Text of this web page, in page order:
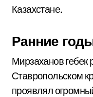
Казахстане.
Ранние
Мирзаханов гебек
Ставропольском
проявлял